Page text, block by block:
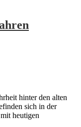
hinter den alten
sich in der
heutigen